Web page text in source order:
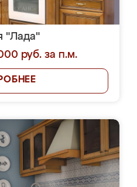
"Лада"
руб. за п.м.